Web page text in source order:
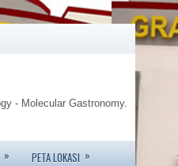
- Molecular Gastronomy.
» PETA LOKASI »